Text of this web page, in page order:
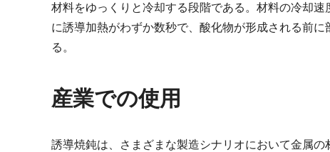
材料をゆっくりと冷却する段階である。材料の冷却
に誘導加熱がわずか数秒で、酸化物が形成される前
る。
産業での使用
誘導焼鈍は、さまざまな製造シナリオにおいて金属